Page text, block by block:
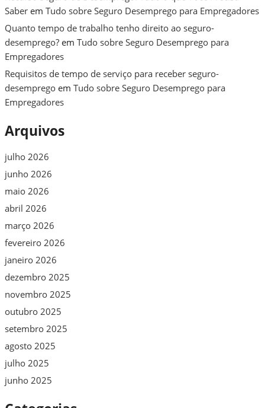
Saber em Tudo sobre Seguro Desemprego para Empregadores
Quanto tempo de trabalho tenho direito ao seguro-
desemprego? em Tudo sobre Seguro Desemprego para
Empregadores
Requisitos de tempo de serviço para receber seguro-
desemprego em Tudo sobre Seguro Desemprego para
Empregadores
Arquivos
julho 2026
junho 2026
maio 2026
abril 2026
março 2026
fevereiro 2026
janeiro 2026
dezembro 2025
novembro 2025
outubro 2025
setembro 2025
agosto 2025
julho 2025
junho 2025